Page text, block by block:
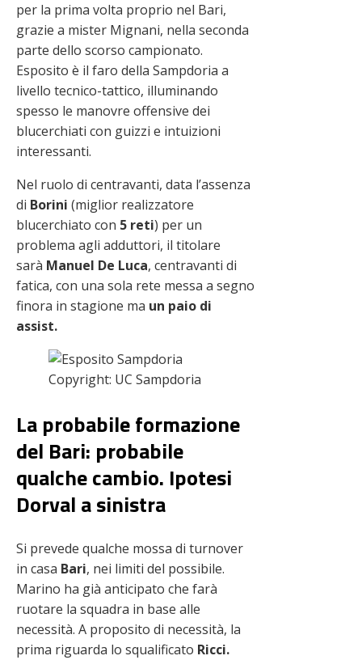
per la prima volta proprio nel Bari,
grazie a mister Mignani, nella seconda
parte dello scorso campionato.
Esposito è il faro della Sampdoria a
livello tecnico-tattico, illuminando
spesso le manovre offensive dei
blucerchiati con guizzi e intuizioni
interessanti.
Nel ruolo di centravanti, data l’assenza
di Borini (miglior realizzatore
blucerchiato con 5 reti) per un
problema agli adduttori, il titolare
sarà Manuel De Luca, centravanti di
fatica, con una sola rete messa a segno
finora in stagione ma un paio di
assist.
Copyright: UC Sampdoria
La probabile formazione
del Bari: probabile
qualche cambio. Ipotesi
Dorval a sinistra
Si prevede qualche mossa di turnover
in casa Bari, nei limiti del possibile.
Marino ha già anticipato che farà
ruotare la squadra in base alle
necessità. A proposito di necessità, la
prima riguarda lo squalificato Ricci.